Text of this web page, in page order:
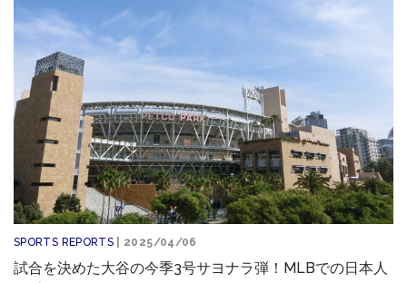
SPORTS REPORTS | 2025/04/06
試合を決めた大谷の今季3号サヨナラ弾！MLBでの日本人